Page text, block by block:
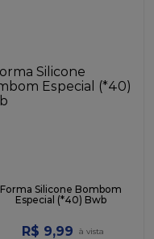
Forma Silicone Bombom
Especial (*40) Bwb
R$ 9,99